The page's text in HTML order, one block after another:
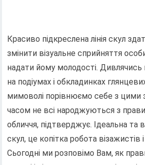
Красиво підкреслена лінія скул
змінити візуальне сприйняття
надати йому молодості.
на подіумах і обкладинках
мимоволі порівнюємо себе з
часом не всі народжуються з
обличчя, підтверджує. Ідеальна та
скул, це копітка робота візажистів
Сьогодні ми розповімо Вам, як